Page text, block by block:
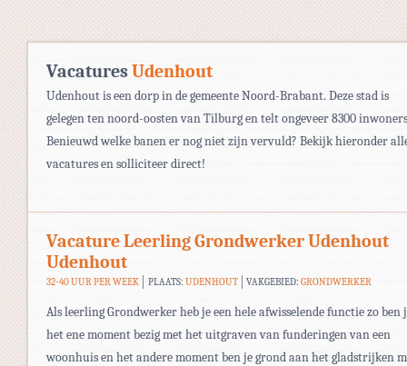
VacaturesUdenhout
Udenhout is een dorp in de gemeente Noord-Brabant. Deze stad is
gelegen ten noord-oosten van Tilburg en telt ongeveer 8300
Benieuwd welke banen er nog niet zijn vervuld? Bekijk hieronder
vacatures en solliciteer direct!
Vacature Leerling Grondwerker Udenhout
Udenhout
32-40 UUR PER WEEK PLAATS: UDENHOUT VAKGEBIED:GRONDWERKER
Als leerling Grondwerker heb je een hele afwisselende functie zo ben
het ene moment bezig met het uitgraven van funderingen van een
woonhuis en het andere moment ben je grond aan het gladstrijken